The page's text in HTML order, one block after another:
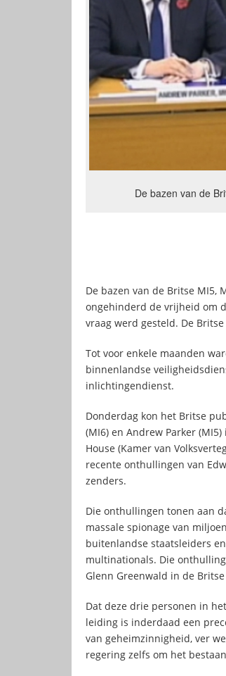
De bazen van de
De bazen van de Britse MI5,
ongehinderd de vrijheid om
vraag werd gesteld. De
Tot voor enkele maanden
binnenlandse
inlichtingendienst.
Donderdag kon het Britse
(MI6) en Andrew Parker
House (Kamer van
recente onthullingen van
zenders.
Die onthullingen tonen aan
massale spionage van
buitenlandse staatsleiders
multinationals. Die
Glenn Greenwald in de
Dat deze drie personen in
leiding is inderdaad een
van geheimzinnigheid, ver
regering zelfs om het